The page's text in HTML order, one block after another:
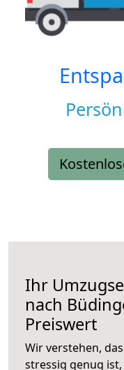
Ihr
nach
Preiswert
Wir verstehen,
stressig genug